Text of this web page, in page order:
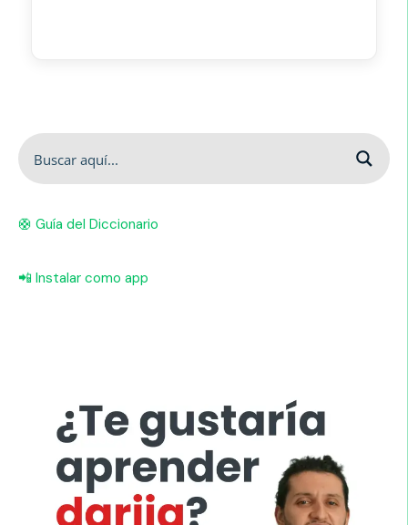
🛟 Guía del Diccionario
📲 Instalar como app